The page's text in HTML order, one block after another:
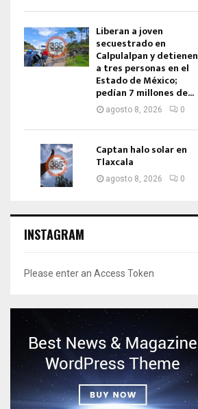
Liberan a joven
secuestrado en
Calpulalpan y detienen
a tres personas en el
Estado de México;
pedían 7 millones de...
agosto 8, 2026 0
Captan halo solar en
Tlaxcala
agosto 8, 2026 0
INSTAGRAM
Please enter an Access Token